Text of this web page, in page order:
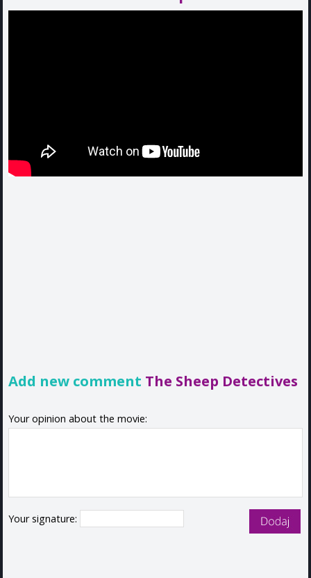
Add new comment The Sheep Detectives
Your opinion about the movie:
Your signature: